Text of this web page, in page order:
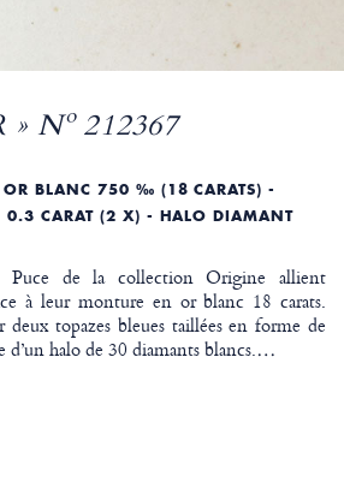
Nº 212367
OR BLANC 750 ‰ (18 CARATS) -
0.3 CARAT (2 X) - HALO DIAMANT
Puce de la collection Origine allient
à leur monture en or blanc 18 carats.
topazes bleues taillées en forme de
halo de 30 diamants blancs.…